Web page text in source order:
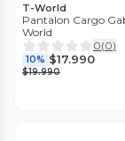
T-World
Pantalon Cargo
World
0(0)
10% $17.990
$19.990